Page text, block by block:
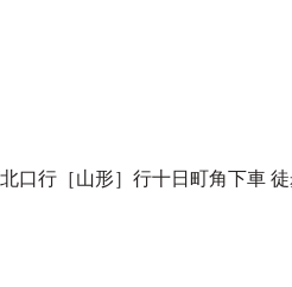
口行［山形］行十日町角下車